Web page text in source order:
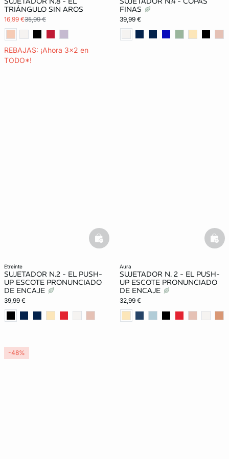
TRIÁNGULO SIN AROS
16,99 €35,99 €
REBAJAS: ¡Ahora 3x2 en
TODO*!
FINAS
39,99 €
etreinte
SUJETADOR N.2 - EL PUSH-
UP ESCOTE PRONUNCIADO
DE ENCAJE
39,99 €
basketfull
aura
SUJETADOR N. 2 - EL PUSH-
UP ESCOTE PRONUNCIADO
DE ENCAJE
32,99 €
-48%